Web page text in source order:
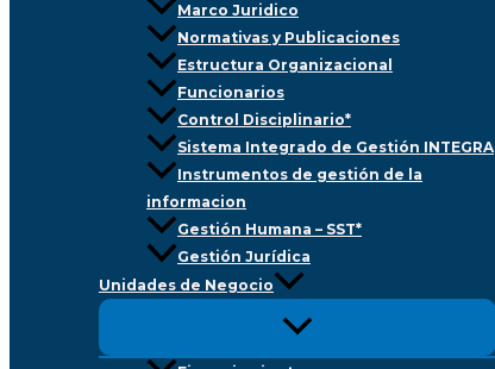
Marco Juridico
Normativas y Publicaciones
Estructura Organizacional
Funcionarios
Control Disciplinario*
Sistema Integrado de Gestión INTEGRA
Instrumentos de gestión de la
informacion
Gestión Humana – SST*
Gestión Jurídica
Unidades de Negocio